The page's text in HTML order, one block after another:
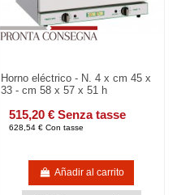
Horno eléctrico - N. 4 x cm 45 x
33 - cm 58 x 57 x 51 h
515,20 € Senza tasse
628,54 € Con tasse
Añadir al carrito